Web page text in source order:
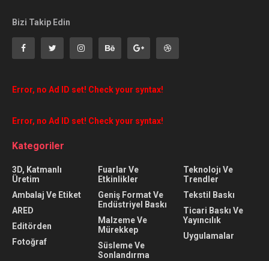
Bizi Takip Edin
Error, no Ad ID set! Check your syntax!
Error, no Ad ID set! Check your syntax!
Kategoriler
3D, Katmanlı
Üretim
Ambalaj Ve Etiket
ARED
Editörden
Fotoğraf
Fuarlar Ve
Etkinlikler
Geniş Format Ve
Endüstriyel Baskı
Malzeme Ve
Mürekkep
Süsleme Ve
Sonlandırma
Teknolojı Ve
Trendler
Tekstil Baskı
Ticari Baskı Ve
Yayıncılık
Uygulamalar